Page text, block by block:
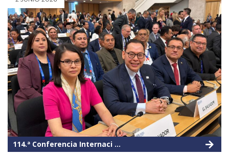
114.ª Conferencia Internaci ...